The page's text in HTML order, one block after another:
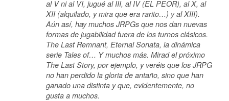
al V ni al VI, jugué al III, al IV (EL PEOR), al X, al
XII (alquilado, y mira que era rarito…) y al XIII).
Aún así, hay muchos JRPGs que nos dan nuevas
formas de jugabilidad fuera de los turnos clásicos.
The Last Remnant, Eternal Sonata, la dinámica
serie Tales of… Y muchos más. Mirad el próximo
The Last Story, por ejemplo, y veréis que los JRPG
no han perdido la gloria de antaño, sino que han
ganado una distinta y que, evidentemente, no
gusta a muchos.